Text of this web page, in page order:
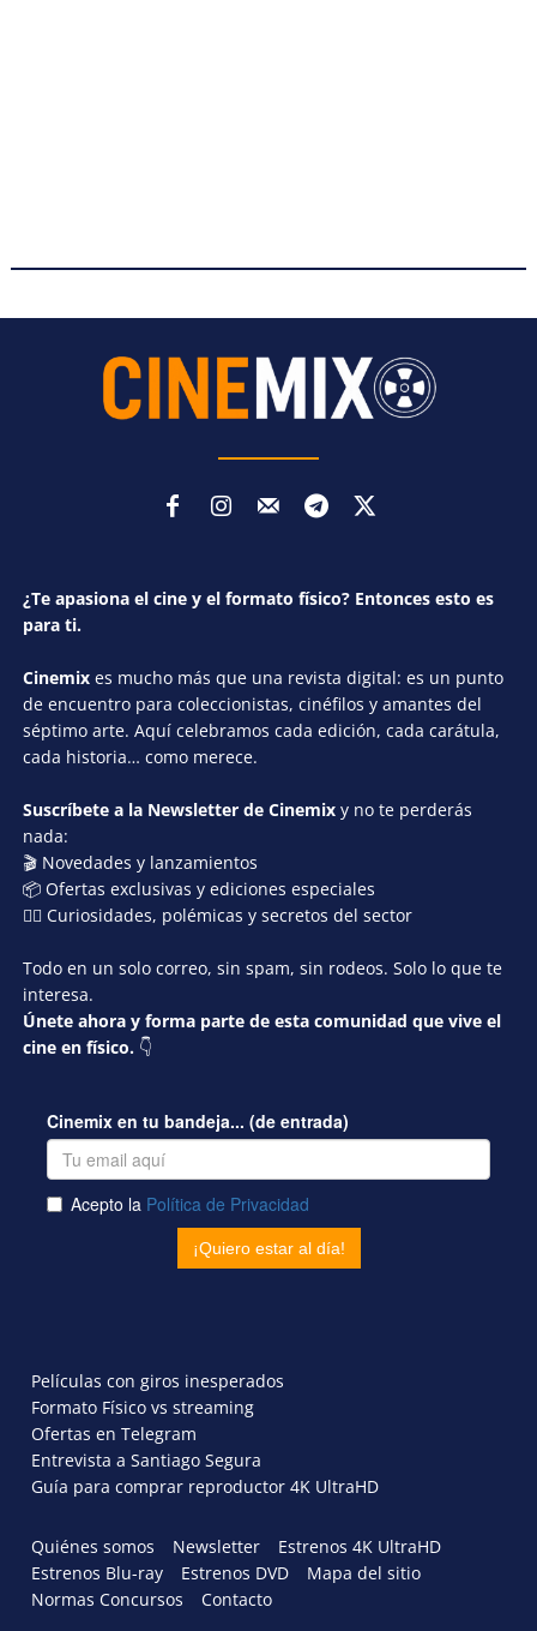
¿Te apasiona el cine y el formato físico? Entonces esto es
para ti.
Cinemix es mucho más que una revista digital: es un punto
de encuentro para coleccionistas, cinéfilos y amantes del
séptimo arte. Aquí celebramos cada edición, cada carátula,
cada historia… como merece.
Suscríbete a la Newsletter de Cinemix y no te perderás
nada:
🎬 Novedades y lanzamientos
📦 Ofertas exclusivas y ediciones especiales
🕵️‍♂️ Curiosidades, polémicas y secretos del sector
Todo en un solo correo, sin spam, sin rodeos. Solo lo que te
interesa.
Únete ahora y forma parte de esta comunidad que vive el
cine en físico. 👇
Películas con giros inesperados
Formato Físico vs streaming
Ofertas en Telegram
Entrevista a Santiago Segura
Guía para comprar reproductor 4K UltraHD
Quiénes somos Newsletter
Estrenos 4K UltraHD
Estrenos Blu-ray
Estrenos DVD
Mapa del sitio
Normas Concursos
Contacto